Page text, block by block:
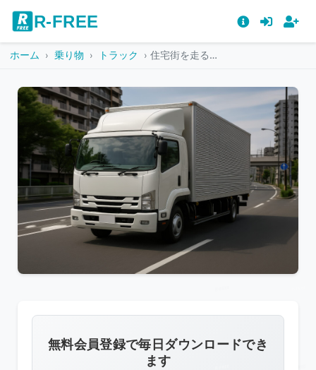
R-FREE
ホーム 乗り物 トラック 住宅街を走る白い中型トラック
像
は
無料会員登録で毎日ダウンロードでき
ます